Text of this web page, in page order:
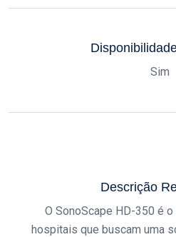
Sim
Descrição
O SonoScape HD-350 é
hospitais que buscam uma